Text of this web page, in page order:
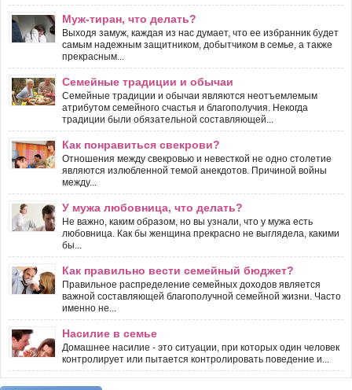
Муж-тиран, что делать?
Выходя замуж, каждая из нас думает, что ее избранник будет
самым надежным защитником, добытчиком в семье, а также
прекрасным...
Семейные традиции и обычаи
Семейные традиции и обычаи являются неотъемлемым
атрибутом семейного счастья и благополучия. Некогда
традиции были обязательной составляющей...
Как понравиться свекрови?
Отношения между свекровью и невесткой не одно столетие
являются излюбленной темой анекдотов. Причиной войны
между...
У мужа любовница, что делать?
Не важно, каким образом, но вы узнали, что у мужа есть
любовница. Как бы женщина прекрасно не выглядела, какими
бы...
Как правильно вести семейный бюджет?
Правильное распределение семейных доходов является
важной составляющей благополучной семейной жизни. Часто
именно не...
Насилие в семье
Домашнее насилие - это ситуации, при которых один человек
контролирует или пытается контролировать поведение и...